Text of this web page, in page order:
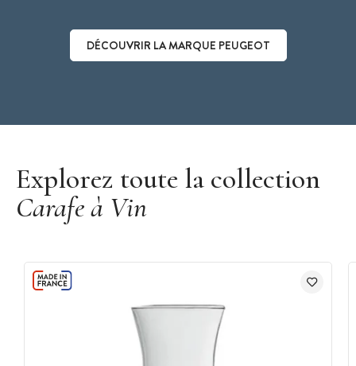
DÉCOUVRIR LA MARQUE PEUGEOT
Explorez toute la collection
Carafe à Vin